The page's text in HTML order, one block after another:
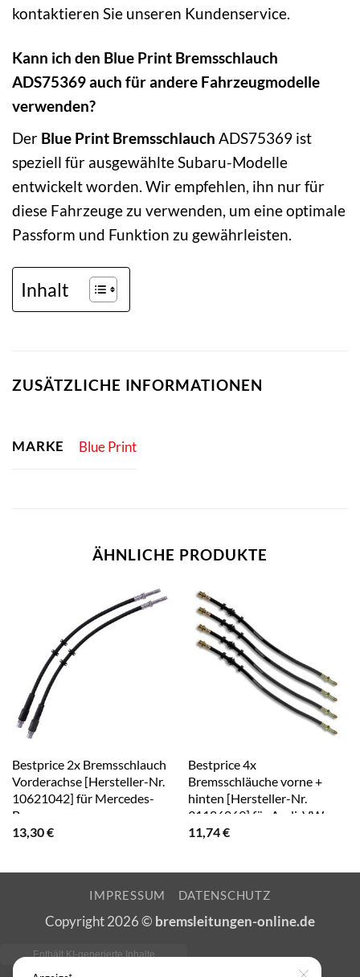
kontaktieren Sie unseren Kundenservice.
Kann ich den Blue Print Bremsschlauch
ADS75369 auch für andere Fahrzeugmodelle
verwenden?
Der Blue Print Bremsschlauch ADS75369 ist
speziell für ausgewählte Subaru-Modelle
entwickelt worden. Wir empfehlen, ihn nur für
diese Fahrzeuge zu verwenden, um eine optimale
Passform und Funktion zu gewährleisten.
Inhalt
ZUSÄTZLICHE INFORMATIONEN
MARKE Blue Print
ÄHNLICHE PRODUKTE
Bestprice 2x Bremsschlauch
Vorderachse [Hersteller-Nr.
10621042] für Mercedes-
Benz
13,30€
Bestprice 4x
Bremsschläuche vorne +
hinten [Hersteller-Nr.
31186069] für Audi, VW
11,74€
IMPRESSUM DATENSCHUTZ
Copyright 2026 © bremsleitungen-online.de